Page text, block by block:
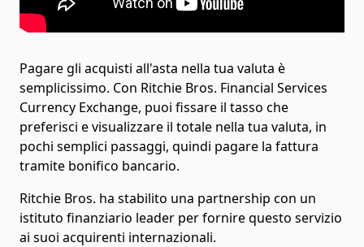
Pagare gli acquisti all'asta nella tua valuta è
semplicissimo. Con Ritchie Bros. Financial Services
Currency Exchange, puoi fissare il tasso che
preferisci e visualizzare il totale nella tua valuta, in
pochi semplici passaggi, quindi pagare la fattura
tramite bonifico bancario.
Ritchie Bros. ha stabilito una partnership con un
istituto finanziario leader per fornire questo servizio
ai suoi acquirenti internazionali.